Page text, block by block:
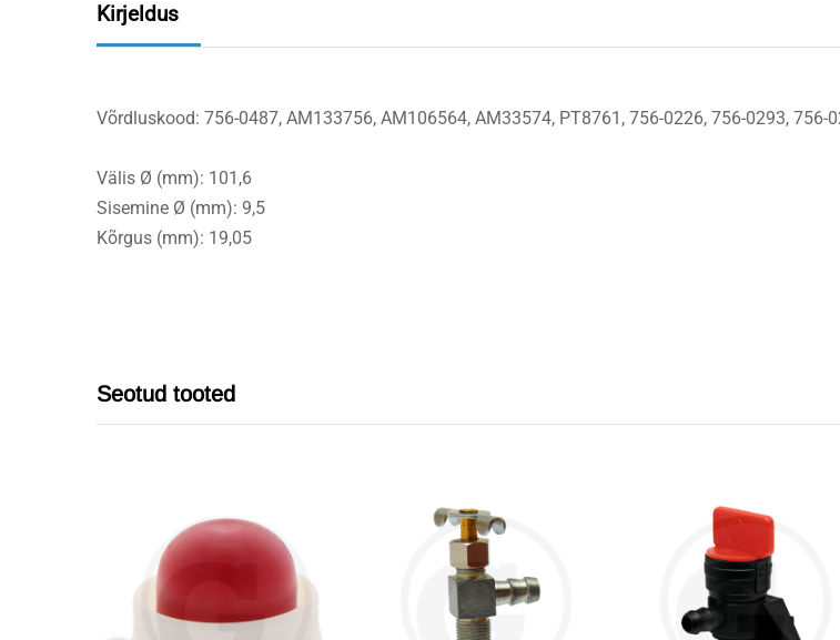
Kirjeldus
Võrdluskood: 756-0487, AM133756, AM106564, AM33574, PT8761, 756-0226, 756-0293, 756-
Välis Ø (mm): 101,6
Sisemine Ø (mm): 9,5
Kõrgus (mm): 19,05
Seotud tooted